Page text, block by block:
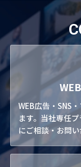
WEB広告・SNS
ます。当社専任
にご相談・お問